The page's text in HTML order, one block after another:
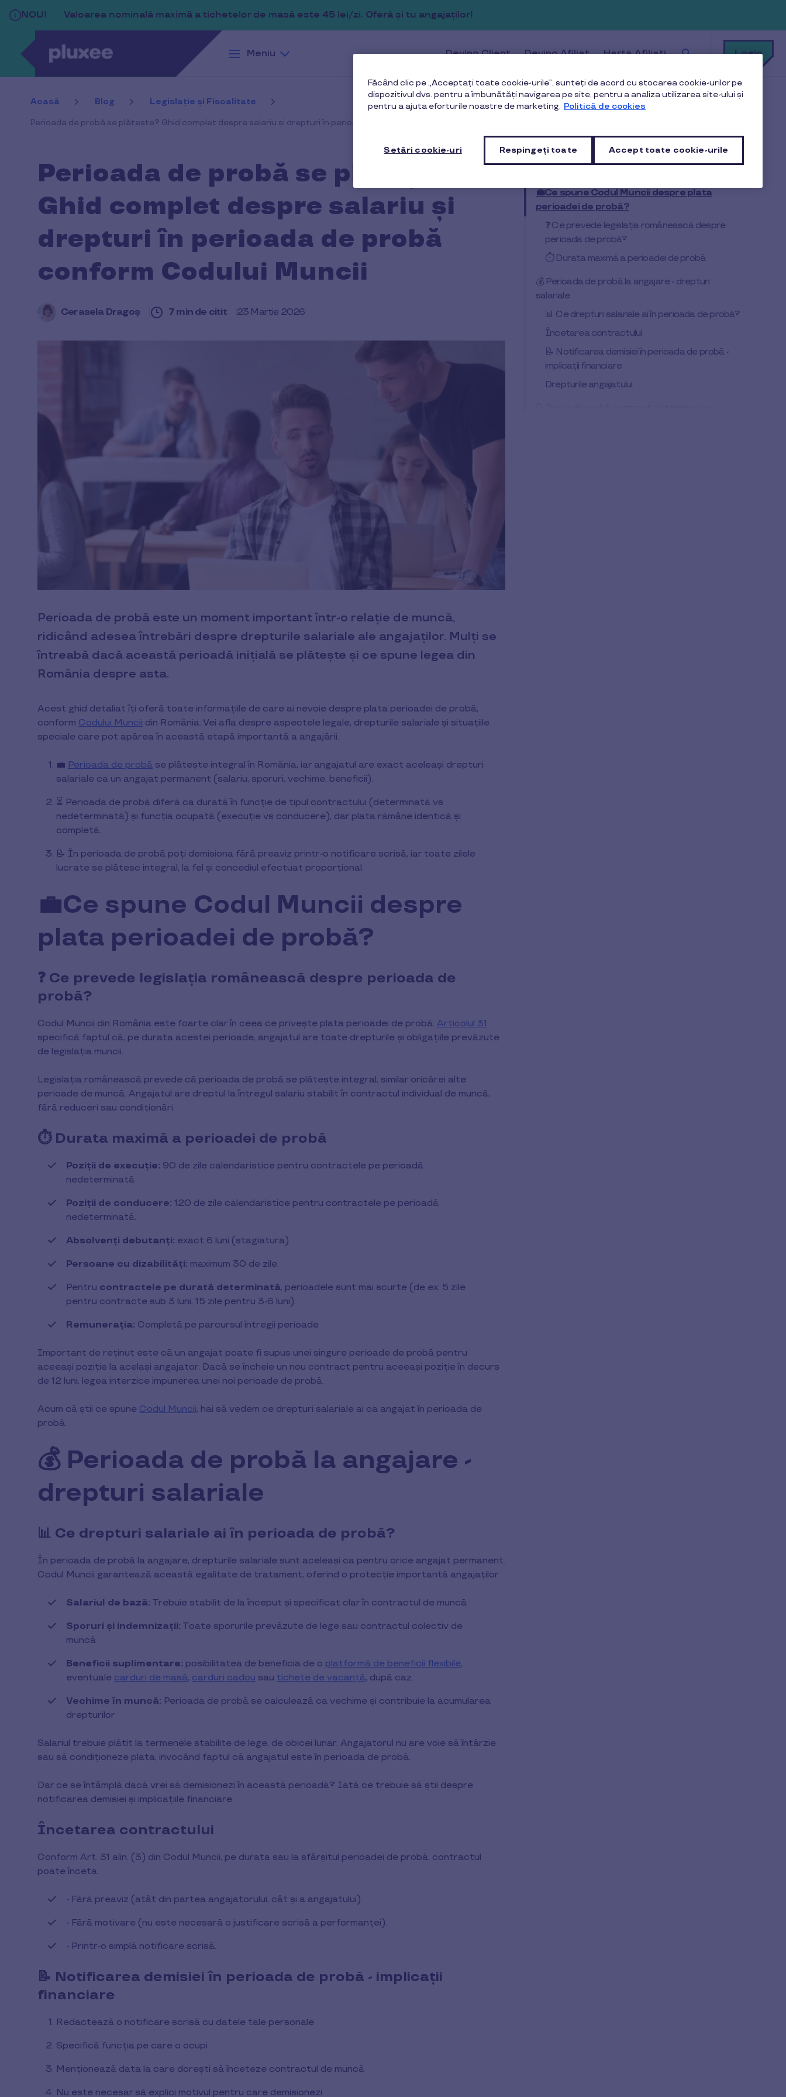
Sari la conținutul principal
Meniu Devino Client Devino Afiliat Hartă Afiliați
ce
ajuta?
Login
Acasă Blog Legislație și Fiscalitate
Perioada de probă se plătește? Ghid complet despre salariu și drepturi în perioada de probă conform Codului Muncii
Perioada de probă se plătește?
Ghid complet despre salariu și
drepturi în perioada de probă
conform Codului Muncii
Cerasela Dragoș 7 min de citit 23 Martie 2026
Perioada de probă este un moment important într-o relație de muncă,
ridicând adesea întrebări despre drepturile salariale ale angajaților. Mulți se
întreabă dacă această perioadă inițială se plătește și ce spune legea din
România despre asta.
Acest ghid detaliat îți oferă toate informațiile de care ai nevoie despre plata perioadei de probă,
conform Codului Muncii din România. Vei afla despre aspectele legale, drepturile salariale și situațiile
speciale care pot apărea în această etapă importantă a angajării.
💼 Perioada de probă se plătește integral în România, iar angajatul are exact aceleași drepturi
salariale ca un angajat permanent (salariu, sporuri, vechime, beneficii).
⏳ Perioada de probă diferă ca durată în funcție de tipul contractului (determinată vs
nedeterminată) și funcția ocupată (execuție vs conducere), dar plata rămâne identică și
completă.
📝 În perioada de probă poți demisiona fără preaviz printr-o notificare scrisă, iar toate zilele
lucrate se plătesc integral, la fel și concediul efectuat proporțional.
💼Ce spune Codul Muncii despre
plata perioadei de probă?
❓ Ce prevede legislația românească despre perioada de
probă?
Codul Muncii din România este foarte clar în ceea ce privește plata perioadei de probă. Articolul 31
specifică faptul că, pe durata acestei perioade, angajatul are toate drepturile și obligațiile prevăzute
de legislația muncii.
Legislația românească prevede că perioada de probă se plătește integral, similar oricărei alte
perioade de muncă. Angajatul are dreptul la întregul salariu stabilit în contractul individual de muncă,
fără reduceri sau condiționări.
⏱️ Durata maximă a perioadei de probă
Poziții de execuție: 90 de zile calendaristice pentru contractele pe perioadă
nedeterminată
Poziții de conducere: 120 de zile calendaristice pentru contractele pe perioadă
nedeterminată.
Absolvenți debutanți: exact 6 luni (stagiatura).
Persoane cu dizabilități: maximum 30 de zile.
Pentru contractele pe durată determinată, perioadele sunt mai scurte (de ex: 5 zile
pentru contracte sub 3 luni, 15 zile pentru 3-6 luni).
Remunerația: Completă pe parcursul întregii perioade
Important de reținut este că un angajat poate fi supus unei singure perioade de probă pentru
aceeași poziție la același angajator. Dacă se încheie un nou contract pentru aceeași poziție în decurs
de 12 luni, legea interzice impunerea unei noi perioade de probă.
Acum că știi ce spune Codul Muncii, hai să vedem ce drepturi salariale ai ca angajat în perioada de
probă.
💰 Perioada de probă la angajare -
drepturi salariale
📊 Ce drepturi salariale ai în perioada de probă?
În perioada de probă la angajare, drepturile salariale sunt aceleași ca pentru orice angajat permanent.
Codul Muncii garantează această egalitate de tratament, oferind o protecție importantă angajaților.
Salariul de bază: Trebuie stabilit de la început și specificat clar în contractul de muncă
Sporuri și indemnizații: Toate sporurile prevăzute de lege sau contractul colectiv de
muncă
Beneficii suplimentare: posibilitatea de beneficia de o platformă de beneficii flexibile,
eventuale carduri de masă, carduri cadou sau tichete de vacanță, după caz.
Vechime în muncă: Perioada de probă se calculează ca vechime și contribuie la acumularea
drepturilor
Salariul trebuie plătit la termenele stabilite de lege, de obicei lunar. Angajatorul nu are voie să întârzie
sau să condiționeze plata, invocând faptul că angajatul este în perioada de probă.
Dar ce se întâmplă dacă vrei să demisionezi în această perioadă? Iată ce trebuie să știi despre
notificarea demisiei și implicațiile financiare.
Încetarea contractului
Conform Art. 31 alin. (3) din Codul Muncii, pe durata sau la sfârșitul perioadei de probă, contractul
poate înceta:
- Fără preaviz (atât din partea angajatorului, cât și a angajatului).
- Fără motivare (nu este necesară o justificare scrisă a performanței).
- Printr-o simplă notificare scrisă.
📝 Notificarea demisiei în perioada de probă - implicații
financiare
Redactează o notificare scrisă cu datele tale personale
Specifică funcția pe care o ocupi
Menționează data la care dorești să înceteze contractul de muncă
Nu este necesar să explici motivul pentru care demisionezi
Cuprins
💼Ce spune Codul Muncii despre plata
perioadei de probă?
❓ Ce prevede legislația românească despre
perioada de probă?
⏱️ Durata maximă a perioadei de probă
💰 Perioada de probă la angajare - drepturi
salariale
📊 Ce drepturi salariale ai în perioada de probă?
Încetarea contractului
📝 Notificarea demisiei în perioada de probă -
implicații financiare
Drepturile angajatului
NOU! Valoarea nominală maximă a tichetelor de masă este 45 lei/zi. Oferă și tu angajaților!
Făcând clic pe „Acceptați toate cookie-urile”, sunteți de acord cu stocarea cookie-urilor pe
dispozitivul dvs. pentru a îmbunătăți navigarea pe site, pentru a analiza utilizarea site-ului și
pentru a ajuta eforturile noastre de marketing. Politică de cookies
Setări cookie-uri Respingeți toate Accept toate cookie-urile